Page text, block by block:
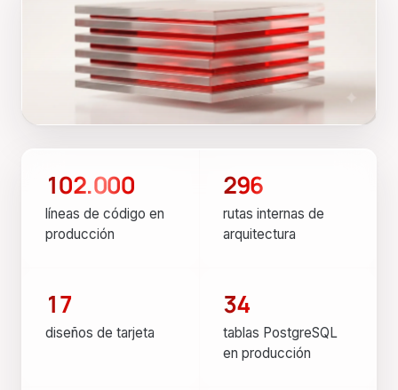
102.000
líneas de código en
producción
296
rutas internas de
arquitectura
17
diseños de tarjeta
34
tablas PostgreSQL
en producción